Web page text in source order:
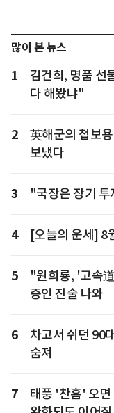
많이 본 뉴스
1
김건희, 명품 선
다 해봤냐"
2
英해군의 첩보
보냈다
3 "국장은 장기
4 [오늘의 운세] 8
5
"원희룡, '고속
증인 진술 나와
6
차고서 쉬던 90
숨져
7
태풍 '찬홈' 오